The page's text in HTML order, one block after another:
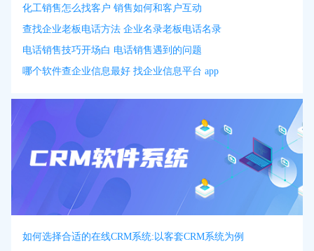
化工销售怎么找客户 销售如何和客户互动
查找企业老板电话方法 企业名录老板电话名录
电话销售技巧开场白 电话销售遇到的问题
哪个软件查企业信息最好 找企业信息平台 app
如何选择合适的在线CRM系统:以客套CRM系统为例